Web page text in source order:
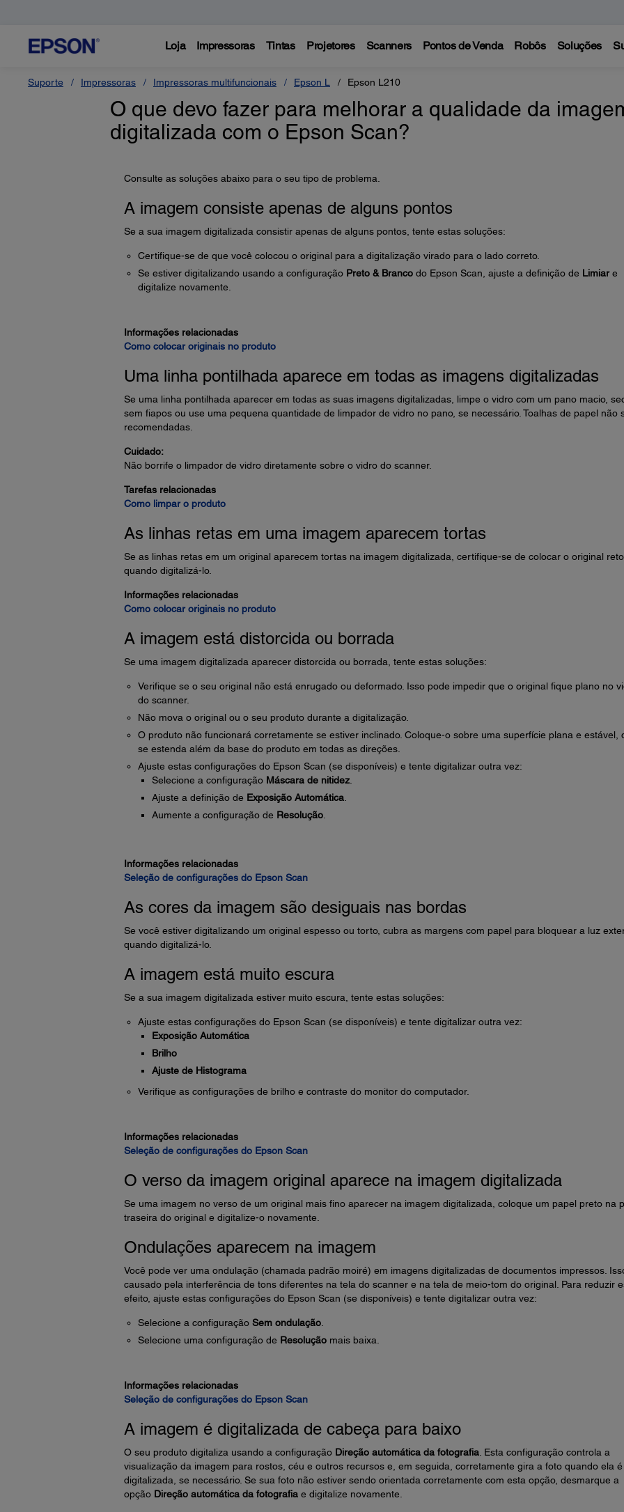
Loja Impressoras Tintas Projetores Scanners Pontos de Venda Robôs Soluções
Suporte Impressoras Impressoras multifuncionais Epson L Epson L210
O que devo fazer para melhorar a qualidade da
digitalizada com o Epson Scan?
Consulte as soluções abaixo para o seu tipo de problema.
A imagem consiste apenas de alguns pontos
Se a sua imagem digitalizada consistir apenas de alguns pontos, tente estas soluções:
Certifique-se de que você colocou o original para a digitalização virado para o lado correto.
Se estiver digitalizando usando a configuração Preto & Brancodo Epson Scan, ajuste a definição de Limiare
digitalize novamente.
Informações relacionadas
Como colocar originais no produto
Uma linha pontilhada aparece em todas as imagens digitalizadas
Se uma linha pontilhada aparecer em todas as suas imagens digitalizadas, limpe o vidro com um pano macio,
sem fiapos ou use uma pequena quantidade de limpador de vidro no pano, se necessário. Toalhas de papel não
recomendadas.
Cuidado:
Não borrife o limpador de vidro diretamente sobre o vidro do scanner.
Tarefas relacionadas
Como limpar o produto
As linhas retas em uma imagem aparecem tortas
Se as linhas retas em um original aparecem tortas na imagem digitalizada, certifique-se de colocar o original reto
quando digitalizá-lo.
Informações relacionadas
Como colocar originais no produto
A imagem está distorcida ou borrada
Se uma imagem digitalizada aparecer distorcida ou borrada, tente estas soluções:
Verifique se o seu original não está enrugado ou deformado. Isso pode impedir que o original fique plano no
do scanner.
Não mova o original ou o seu produto durante a digitalização.
O produto não funcionará corretamente se estiver inclinado. Coloque-o sobre uma superfície plana e estável,
se estenda além da base do produto em todas as direções.
Ajuste estas configurações do Epson Scan (se disponíveis) e tente digitalizar outra vez:
Selecione a configuração Máscara de nitidez.
Ajuste a definição de Exposição Automática.
Aumente a configuração de Resolução.
Informações relacionadas
Seleção de configurações do Epson Scan
As cores da imagem são desiguais nas bordas
Se você estiver digitalizando um original espesso ou torto, cubra as margens com papel para bloquear a luz
quando digitalizá-lo.
A imagem está muito escura
Se a sua imagem digitalizada estiver muito escura, tente estas soluções:
Ajuste estas configurações do Epson Scan (se disponíveis) e tente digitalizar outra vez:
Exposição Automática
Brilho
Ajuste de Histograma
Verifique as configurações de brilho e contraste do monitor do computador.
Informações relacionadas
Seleção de configurações do Epson Scan
O verso da imagem original aparece na imagem digitalizada
Se uma imagem no verso de um original mais fino aparecer na imagem digitalizada, coloque um papel preto na
traseira do original e digitalize-o novamente.
Ondulações aparecem na imagem
Você pode ver uma ondulação (chamada padrão moiré) em imagens digitalizadas de documentos impressos.
causado pela interferência de tons diferentes na tela do scanner e na tela de meio-tom do original. Para reduzir
efeito, ajuste estas configurações do Epson Scan (se disponíveis) e tente digitalizar outra vez:
Selecione a configuração Sem ondulação.
Selecione uma configuração de Resoluçãomais baixa.
Informações relacionadas
Seleção de configurações do Epson Scan
A imagem é digitalizada de cabeça para baixo
O seu produto digitaliza usando a configuração Direção automática da fotografia. Esta configuração controla a
visualização da imagem para rostos, céu e outros recursos e, em seguida, corretamente gira a foto quando ela é
digitalizada, se necessário. Se sua foto não estiver sendo orientada corretamente com esta opção, desmarque a
opção Direção automática da fotografiae digitalize novamente.